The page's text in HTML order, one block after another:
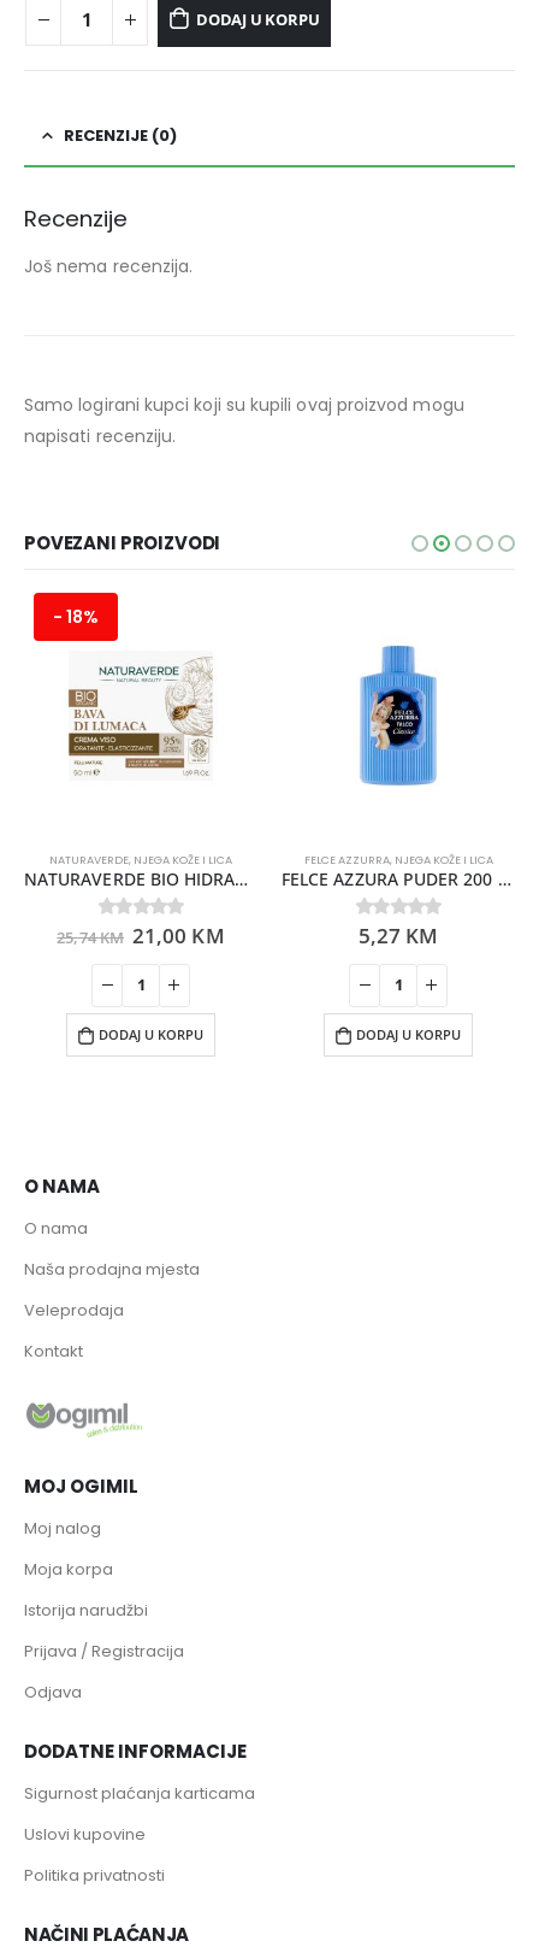
DODAJ U KORPU
RECENZIJE (0)
Recenzije
Još nema recenzija.
Samo logirani kupci koji su kupili ovaj proizvod mogu
napisati recenziju.
POVEZANI PROIZVODI
- 18%
NATURAVERDE, NJEGA KOŽE I LICA
NATURAVERDE BIO HIDRATANTNA KREMA PUŽEVA SLUZ 50ML
0out of 5
25,74KM 21,00 KM
DODAJ U KORPU
FELCE AZZURRA, NJEGA KOŽE I LICA
FELCE AZZURA PUDER 200 GR
0out of 5
5,27 KM
DODAJ U KORPU
O NAMA
O nama
Naša prodajna mjesta
Veleprodaja
Kontakt
MOJ OGIMIL
Moj nalog
Moja korpa
Istorija narudžbi
Prijava / Registracija
Odjava
DODATNE INFORMACIJE
Sigurnost plaćanja karticama
Uslovi kupovine
Politika privatnosti
NAČINI PLAĆANJA